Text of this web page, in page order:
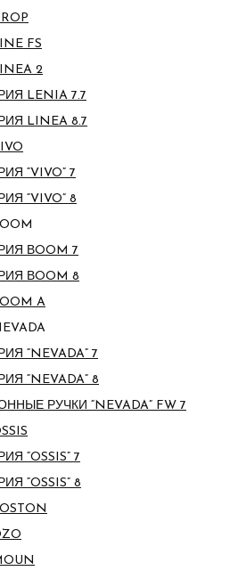
FS
2
LENIA 7.7
LINEA 8.7
“VIVO” 7
“VIVO” 8
ВOOM 7
ВOOM 8
A
“NEVADA” 7
“NEVADA” 8
РУЧКИ “NEVADA” FW 7
“OSSIS” 7
“OSSIS” 8